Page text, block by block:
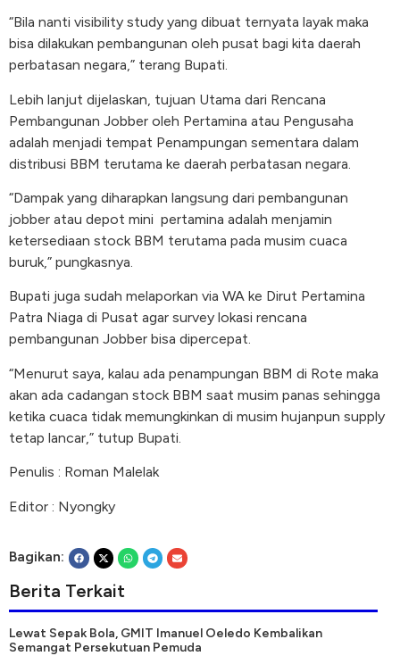
Berita Terkait
Lewat Sepak Bola, GMIT Imanuel Oeledo Kembalikan
Semangat Persekutuan Pemuda
“Bila nanti visibility study yang dibuat ternyata layak maka
bisa dilakukan pembangunan oleh pusat bagi kita daerah
perbatasan negara,” terang Bupati.
Lebih lanjut dijelaskan, tujuan Utama dari Rencana
Pembangunan Jobber oleh Pertamina atau Pengusaha
adalah menjadi tempat Penampungan sementara dalam
distribusi BBM terutama ke daerah perbatasan negara.
“Dampak yang diharapkan langsung dari pembangunan
jobber atau depot mini pertamina adalah menjamin
ketersediaan stock BBM terutama pada musim cuaca
buruk,” pungkasnya.
Bupati juga sudah melaporkan via WA ke Dirut Pertamina
Patra Niaga di Pusat agar survey lokasi rencana
pembangunan Jobber bisa dipercepat.
“Menurut saya, kalau ada penampungan BBM di Rote maka
akan ada cadangan stock BBM saat musim panas sehingga
ketika cuaca tidak memungkinkan di musim hujanpun supply
tetap lancar,” tutup Bupati.
Penulis : Roman Malelak
Editor : Nyongky
Bagikan: